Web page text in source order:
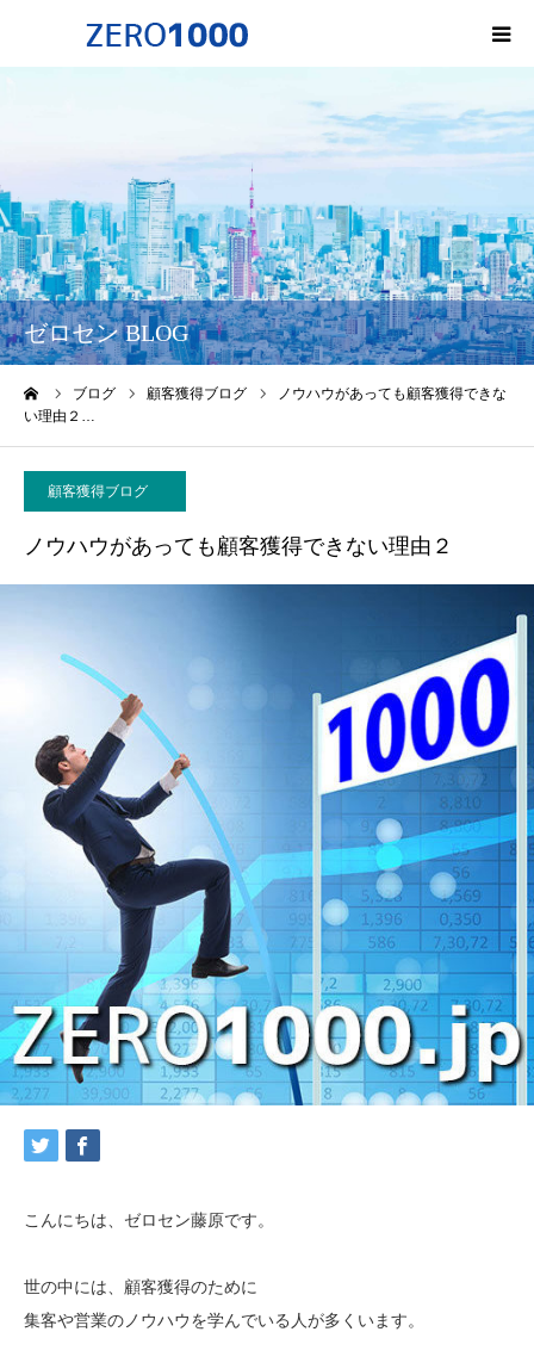
ゼロセン BLOG
ブログ 顧客獲得ブログ
ノウハウがあっても顧客獲得できな
い理由２…
顧客獲得ブログ
ノウハウがあっても顧客獲得できない理由２
こんにちは、ゼロセン藤原です。
世の中には、顧客獲得のために
集客や営業のノウハウを学んでいる人が多くいます。
サービス一覧・料金
会社概要